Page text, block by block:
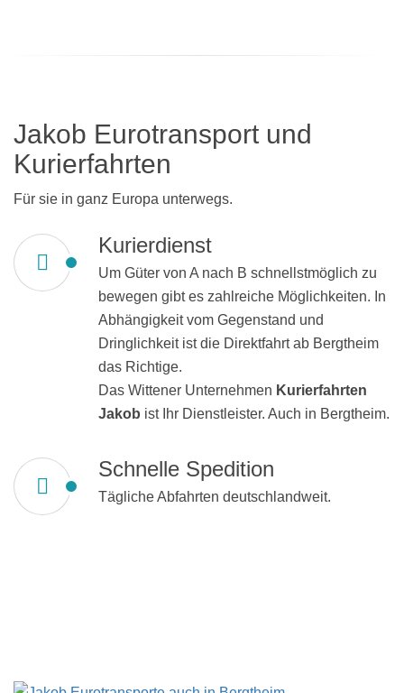
Jakob Eurotransport und
Kurierfahrten
Für sie in ganz Europa unterwegs.
Kurierdienst
Um Güter von A nach B schnellstmöglich zu
bewegen gibt es zahlreiche Möglichkeiten. In
Abhängigkeit vom Gegenstand und
Dringlichkeit ist die Direktfahrt ab Bergtheim
das Richtige.
Das Wittener Unternehmen Kurierfahrten
Jakob ist Ihr Dienstleister. Auch in Bergtheim.
Schnelle Spedition
Tägliche Abfahrten deutschlandweit.